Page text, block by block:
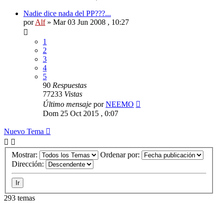
Nadie dice nada del PP???...
porAlf» Mar 03 Jun 2008 , 10:27
1
2
3
4
5
90 Respuestas
77233 Vistas
Último mensaje porNEEMO
Dom 25 Oct 2015 , 0:07
Nuevo Tema
Mostrar:
Ordenar por:
Dirección:
293 temas